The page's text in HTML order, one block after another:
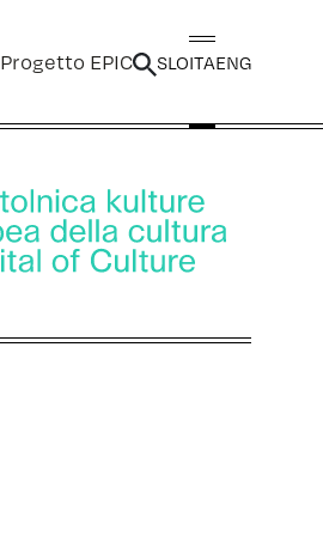
Progetto EPIC SLOITAENG